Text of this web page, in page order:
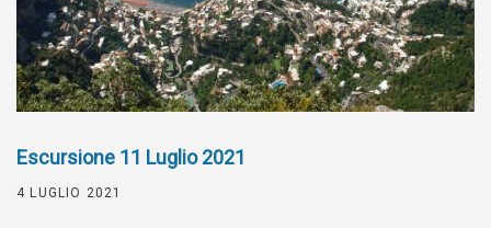
Escursione 11 Luglio 2021
4 LUGLIO 2021